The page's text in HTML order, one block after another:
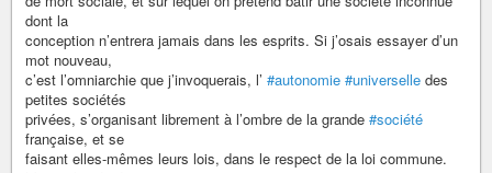
dont la
conception n’entrera jamais dans les esprits. Si j’osais essayer d’un
mot nouveau,
c’est l’omniarchie que j’invoquerais, l’ #autonomie #universelle des
petites sociétés
privées, s’organisant librement à l’ombre de la grande #société
française, et se
faisant elles-mêmes leurs lois, dans le respect de la loi commune.